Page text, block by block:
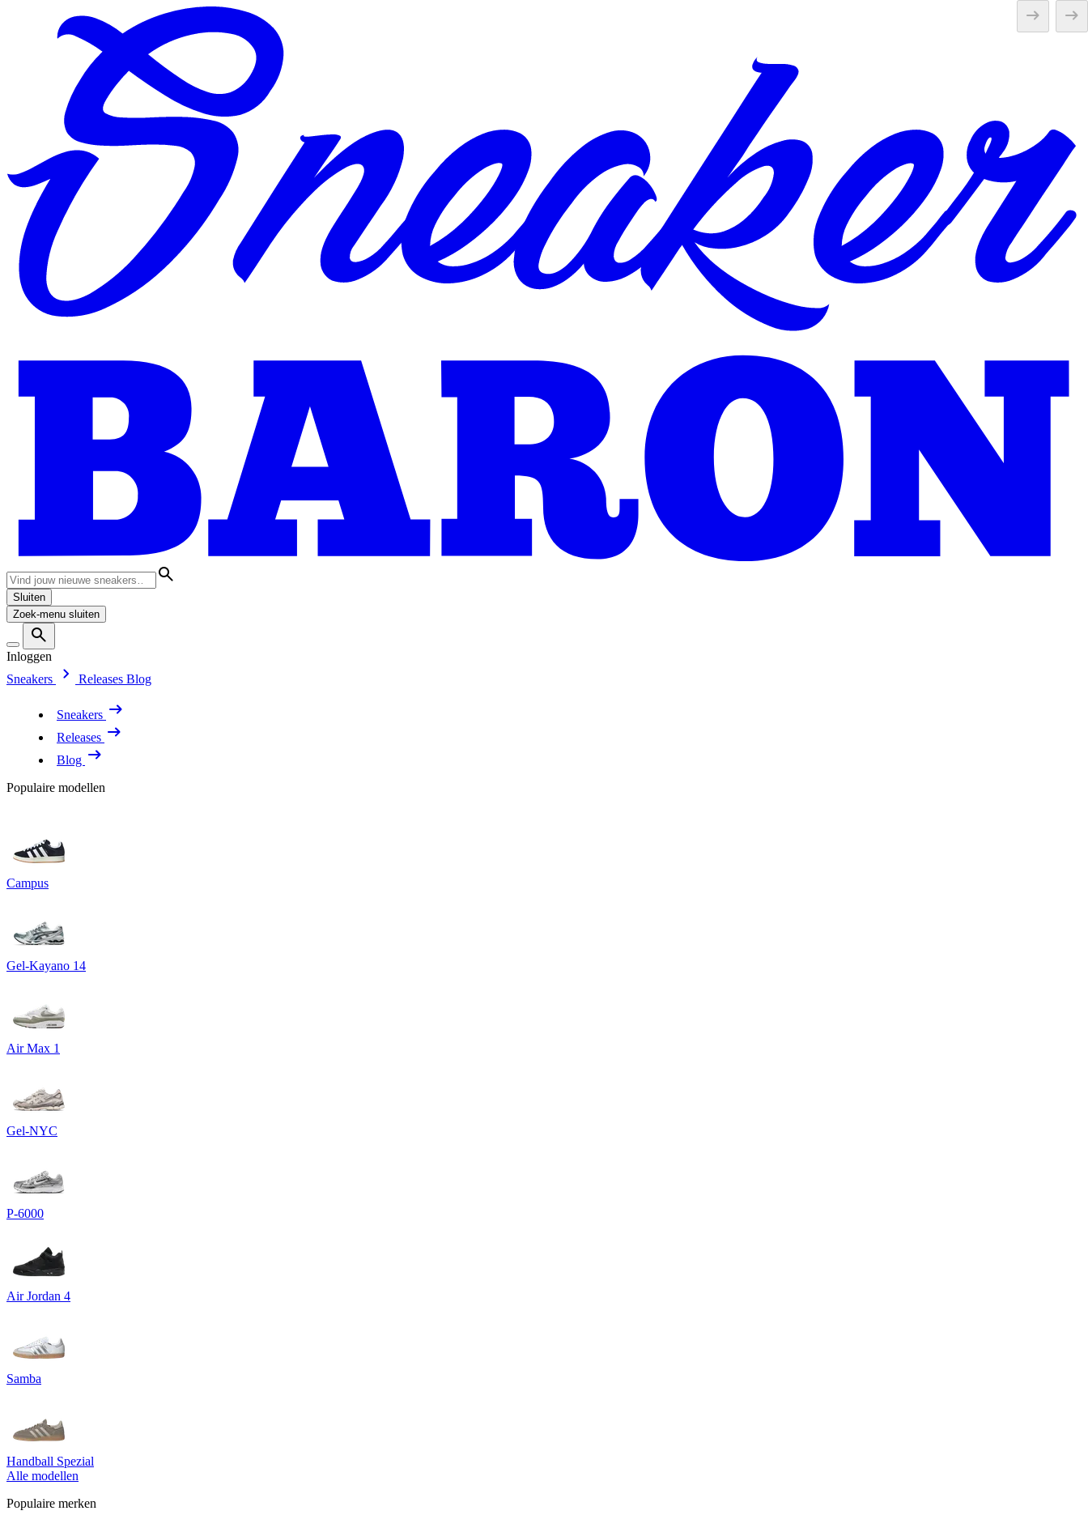
Sluiten
Zoek-menu sluiten
Inloggen
Sneakers
Releases Blog
Sneakers
Releases
Blog
Populaire modellen
Campus
Gel-Kayano 14
Air Max 1
Gel-NYC
P-6000
Air Jordan 4
Samba
Handball Spezial
Alle modellen
Populaire merken